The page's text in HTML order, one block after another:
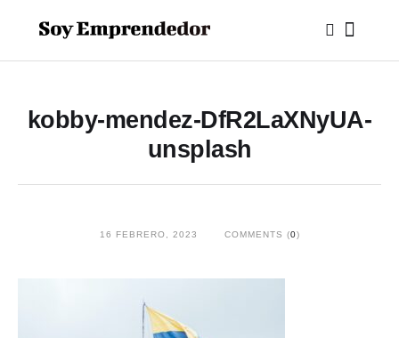
kobby-mendez-DfR2LaXNyUA-
unsplash
16 FEBRERO, 2023 COMMENTS (0)